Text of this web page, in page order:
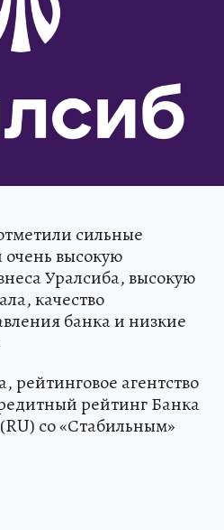
сильные
высокую
Уралсиба, высокую
качество
банка и низкие
рейтинговое агентство
рейтинг Банка
со «Стабильным»